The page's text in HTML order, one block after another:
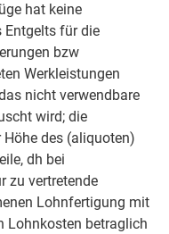
hat keine
Entgelts für die
bzw
Werkleistungen
nicht verwendbare
wird; die
des (aliquoten)
dh bei
zu vertretende
Lohnfertigung mit
Lohnkosten betraglich